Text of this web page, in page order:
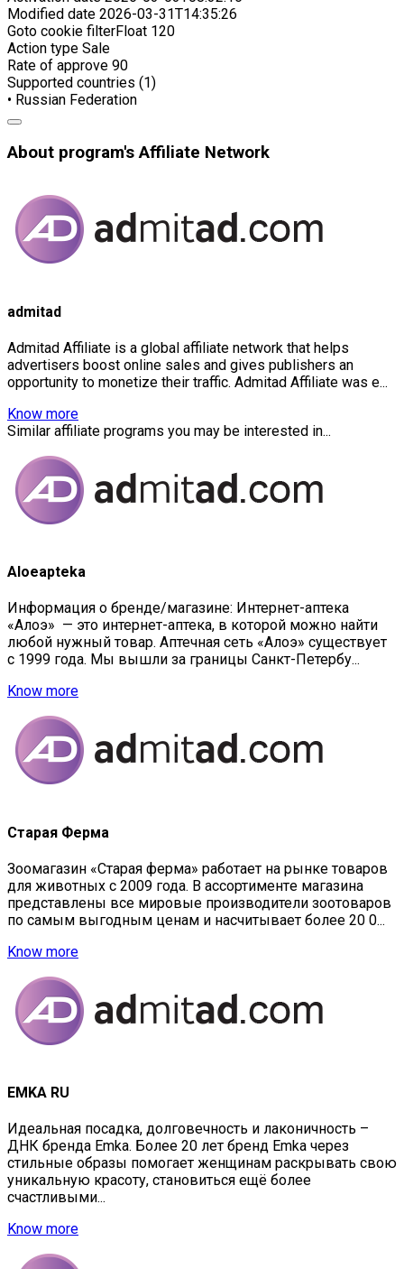
Modified date 2026-03-31T14:35:26
Goto cookie filterFloat 120
Action type Sale
Rate of approve 90
Supported countries (1)
• Russian Federation
About program's Affiliate Network
admitad
Admitad Affiliate is a global affiliate network that helps
advertisers boost online sales and gives publishers an
opportunity to monetize their traffic. Admitad Affiliate was e...
Know more
Similar affiliate programs you may be interested in...
Aloeapteka
Информация о бренде/магазине: Интернет-аптека
«Алоэ» — это интернет-аптека, в которой можно найти
любой нужный товар. Аптечная сеть «Алоэ» существует
с 1999 года. Мы вышли за границы Санкт-Петербу...
Know more
Старая Ферма
Зоомагазин «Старая ферма» работает на рынке товаров
для животных с 2009 года. В ассортиментe магазина
представлены все мировые производители зоотоваров
по самым выгодным ценам и насчитывает более 20 0...
Know more
EMKA RU
Идеальная посадка, долговечность и лаконичность –
ДНК бренда Emka. Более 20 лет бренд Emka через
стильные образы помогает женщинам раскрывать свою
уникальную красоту, становиться ещё более
счастливыми...
Know more